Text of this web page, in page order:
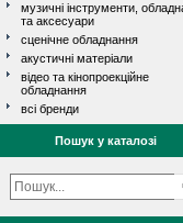
музичні інструменти,
та аксесуари
сценічне обладнання
акустичні матеріали
відео та кінопроекційне
обладнання
всі бренди
Пошук у каталозі